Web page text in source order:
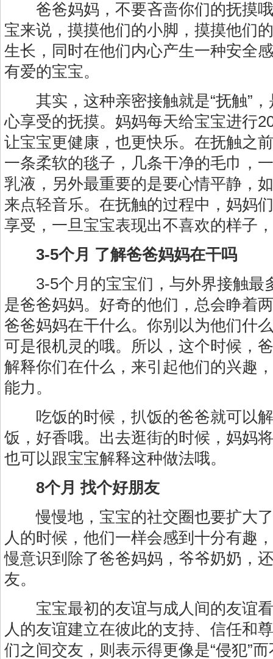
爸爸妈妈，不要吝啬你们的抚摸哦
宝来说，摸摸他们的小脚，摸摸他们
生长，同时在他们内心产生一种安全
有爱的宝宝。
其实，这种亲密接触就是“抚触”，
心享受的抚摸。妈妈每天给宝宝进行
让宝宝更健康，也更快乐。在抚触之
一条柔软的毯子，几条干净的毛巾，
乳液，另外最重要的是要心情平静，
来点轻音乐。在抚触的过程中，妈妈
享受，一旦宝宝表现出不喜欢的样子
3-5个月 了解爸爸妈妈在干吗
3-5个月的宝宝们，与外界接触最
是爸爸妈妈。好奇的他们，总会睁着
爸爸妈妈在干什么。你别以为他们什
可是很机灵的哦。所以，这个时候，
解释你们在什么，来引起他们的兴趣
能力。
吃饭的时候，扒饭的爸爸就可以解
饭，好香哦。出去逛街的时候，妈妈
也可以跟宝宝解释这种做法哦。
8个月 找个好朋友
慢慢地，宝宝的社交圈也要扩大了
人的时候，他们一样会感到十分有趣
慢意识到除了爸爸妈妈，爷爷奶奶，
友。
宝宝最初的友谊与成人间的友谊看
人的友谊建立在彼此的支持、信任和
们之间交友，则表示得更像是“侵犯”